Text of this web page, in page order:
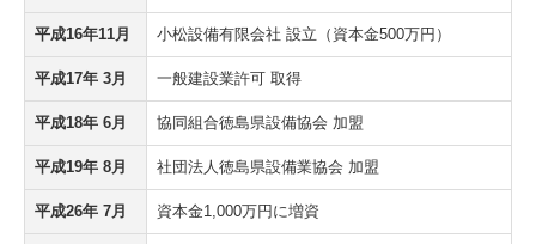
平成16年11月 小松設備有限会社 設立（資本金500万円）
平成17年 3月 一般建設業許可 取得
平成18年 6月 協同組合徳島県設備協会 加盟
平成19年 8月 社団法人徳島県設備業協会 加盟
平成26年 7月 資本金1,000万円に増資